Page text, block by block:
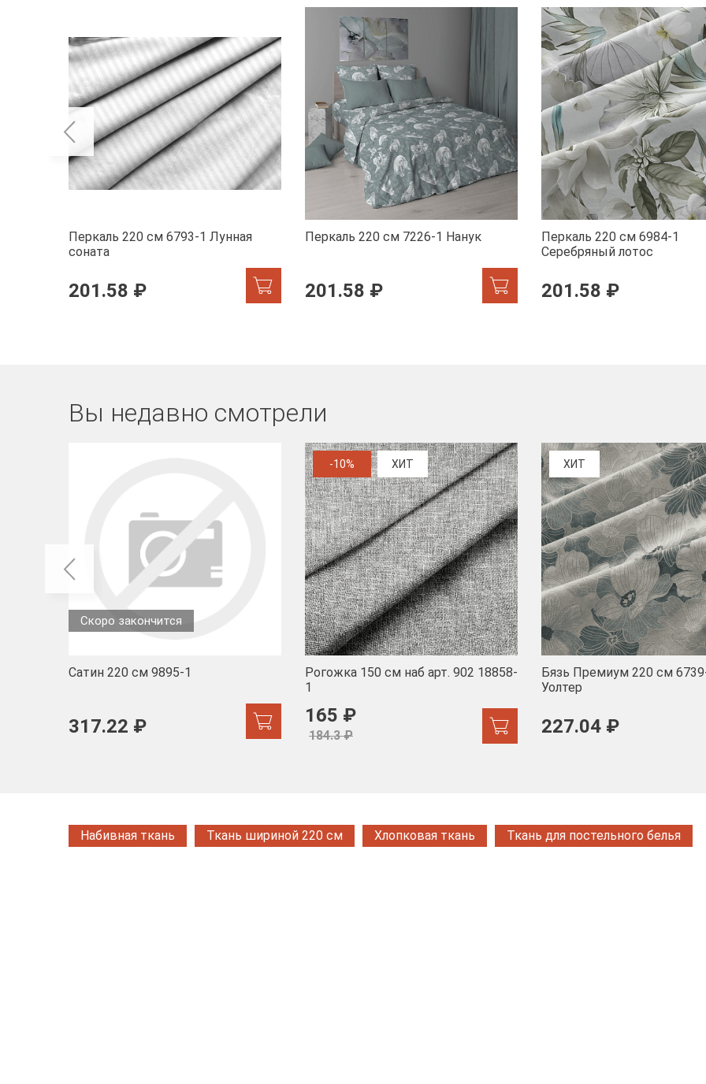
Перкаль 220 см 6793-1 Лунная
соната
201.58 ₽
Перкаль 220 см 7226-1 Нанук
201.58 ₽
Перкаль 220 см 6984-1
Серебряный лотос
201.58 ₽
Вы недавно смотрели
Скоро закончится
Сатин 220 см 9895-1
317.22 ₽
-10% ХИТ
Рогожка 150 см наб арт. 902 18858-
1
165 ₽
184.3 ₽
ХИТ
Бязь Премиум 220 см
Уолтер
227.04 ₽
Набивная ткань Ткань шириной 220 см Хлопковая ткань Ткань для постельного белья